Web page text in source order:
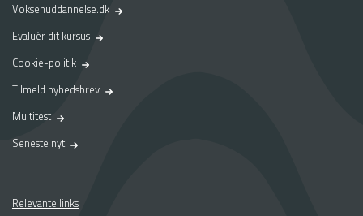
Voksenuddannelse.dk
Evaluér dit kursus
Cookie-politik
Tilmeld nyhedsbrev
Multitest
Seneste nyt
Relevante links